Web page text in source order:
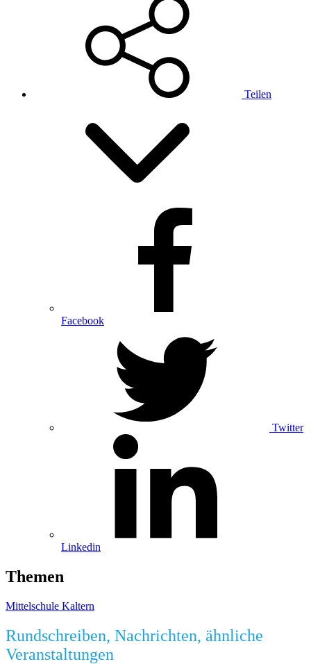
Teilen
Facebook
Twitter
Linkedin
Themen
Mittelschule Kaltern
Rundschreiben, Nachrichten, ähnliche
Veranstaltungen